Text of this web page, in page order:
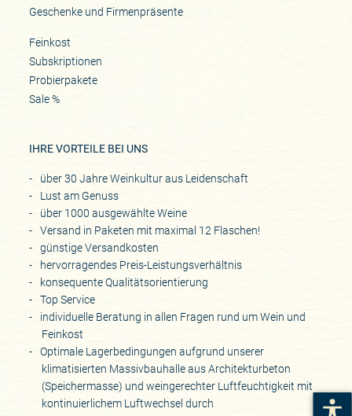
Geschenke und Firmenpräsente
Feinkost
Subskriptionen
Probierpakete
Sale %
IHRE VORTEILE BEI UNS
über 30 Jahre Weinkultur aus Leidenschaft
Lust am Genuss
über 1000 ausgewählte Weine
Versand in Paketen mit maximal 12 Flaschen!
günstige Versandkosten
hervorragendes Preis-Leistungsverhältnis
konsequente Qualitätsorientierung
Top Service
individuelle Beratung in allen Fragen rund um Wein und
Feinkost
Optimale Lagerbedingungen aufgrund unserer
klimatisierten Massivbauhalle aus Architekturbeton
(Speichermasse) und weingerechter Luftfeuchtigkeit mit
kontinuierlichem Luftwechsel durch